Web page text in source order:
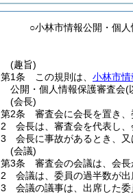
○小林市情報公開・個
(趣旨)
第1条
この規則は、 小林市
公開・個人情報保護審査会(
(会長)
第2条
審査会に会長を置き、
2
会長は、審査会を代表し、
3
会長に事故があるとき、
(会議)
第3条
審査会の会議は、会長
2
会議は、委員の過半数が出
3
会議の議事は、出席した